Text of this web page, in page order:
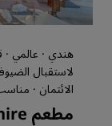
هندي · عالمي ·
لاستقبال
الائتمان ·
مطعم Sapphire